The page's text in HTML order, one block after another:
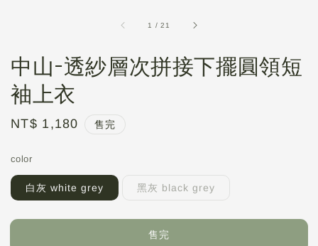
1 /21
中山-透紗層次拼接下擺圓領短
袖上衣
Regular
NT$ 1,180 售完
color
白灰 white grey 黑灰 black grey
售完